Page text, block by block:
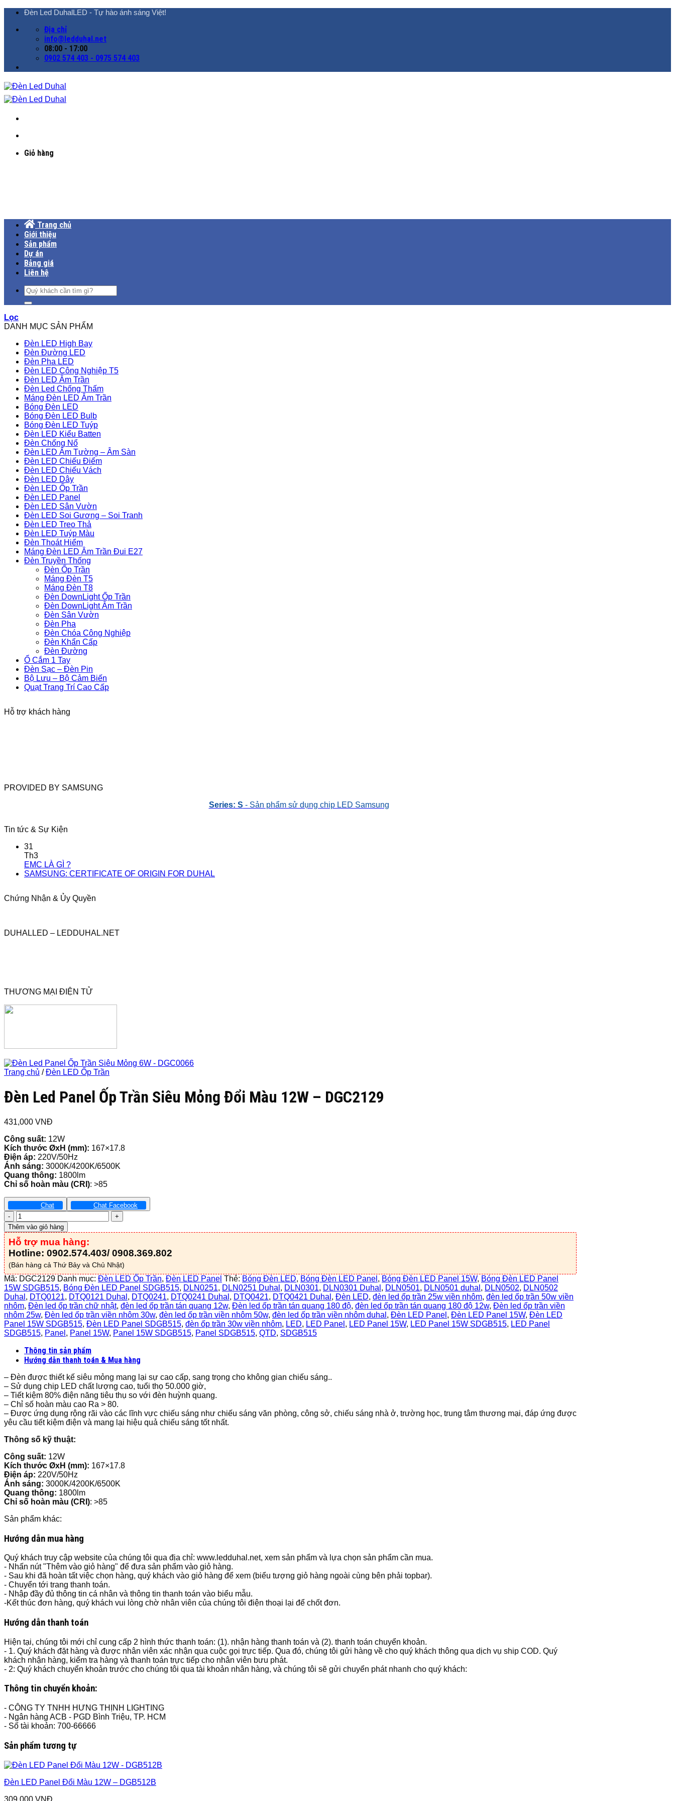
ChuyểnĐèn Led DuhalLED - Tự hào ánh sáng Việt!
Địa chỉ
info@ledduhal.net
08:00 - 17:00
0902 574 403 - 0975 574 403
Giỏ hàng
Trang chủ
Giới thiệu
Sản phẩm
Dự án
Bảng giá
Liên hệ
Tìm
kiếm:
Lọc
DANH MỤC SẢN PHẨM
Đèn LED High Bay
Đèn Đường LED
Đèn Pha LED
Đèn LED Công Nghiệp T5
Đèn LED Âm Trần
Đèn Led Chống Thấm
Máng Đèn LED Âm Trần
Bóng Đèn LED
Bóng Đèn LED Bulb
Bóng Đèn LED Tuýp
Đèn LED Kiểu Batten
Đèn Chống Nổ
Đèn LED Âm Tường – Âm Sàn
Đèn LED Chiếu Điểm
Đèn LED Chiếu Vách
Đèn LED Dây
Đèn LED Ốp Trần
Đèn LED Panel
Đèn LED Sân Vườn
Đèn LED Soi Gương – Soi Tranh
Đèn LED Treo Thả
Đèn LED Tuýp Màu
Đèn Thoát Hiểm
Máng Đèn LED Âm Trần Đui E27
Đèn Truyền Thống
Đèn Ốp Trần
Máng Đèn T5
Máng Đèn T8
Đèn DownLight Ốp Trần
Đèn DownLight Âm Trần
Đèn Sân Vườn
Đèn Pha
Đèn Chóa Công Nghiệp
Đèn Khẩn Cấp
Đèn Đường
Ổ Cắm 1 Tay
Đèn Sạc – Đèn Pin
Bộ Lưu – Bộ Cảm Biến
Quạt Trang Trí Cao Cấp
Hỗ trợ khách hàng
PROVIDED BY SAMSUNG
Series: S - Sản phẩm sử dụng chip LED Samsung
Tin tức & Sự Kiện
31
Th3
EMC LÀ GÌ ?
SAMSUNG: CERTIFICATE OF ORIGIN FOR DUHAL
Chứng Nhận & Ủy Quyền
DUHALLED – LEDDUHAL.NET
THƯƠNG MẠI ĐIỆN TỬ
Trang chủ / Đèn LED Ốp Trần
Đèn Led Panel Ốp Trần Siêu Mỏng Đổi Màu 12W – DGC2129
431,000 VNĐ
Công suất: 12W
Kích thước ØxH (mm): 167×17.8
Điện áp: 220V/50Hz
Ánh sáng: 3000K/4200K/6500K
Quang thông: 1800lm
Chỉ số hoàn màu (CRI): >85
Chat Chat Facebook
Đèn
Led
Panel
Ốp
Trần
Mỏng
Đổi
Màu
12W
-
DGC2129
số
lượng
Thêm vào giỏ hàng
Hỗ trợ mua hàng:
Hotline: 0902.574.403/ 0908.369.802
(Bán hàng cả Thứ Bảy và Chủ Nhật)
Mã: DGC2129 Danh mục: Đèn LED Ốp Trần, Đèn LED Panel Thẻ: Bóng Đèn LED, Bóng Đèn LED Panel , Bóng Đèn LED Panel 15W, Bóng Đèn LED Panel
15W SDGB515, Bóng Đèn LED Panel SDGB515, DLN0251, DLN0251 Duhal , DLN0301, DLN0301 Duhal , DLN0501, DLN0501 duhal , DLN0502, DLN0502
Duhal , DTQ0121, DTQ0121 Duhal , DTQ0241, DTQ0241 Duhal , DTQ0421, DTQ0421 Duhal , Đèn LED, đèn led ốp trần 25w viền nhôm, đèn led ốp trần 50w viền
nhôm, Đèn led ốp trần chữ nhật, đèn led ốp trần tán quang 12w, Đèn led ốp trần tán quang 180 độ, đèn led ốp trần tán quang 180 độ 12w, Đèn led ốp trần viền
nhôm 25w, Đèn led ốp trần viền nhôm 30w, đèn led ốp trần viền nhôm 50w, đèn led ốp trần viền nhôm duhal , Đèn LED Panel , Đèn LED Panel 15W, Đèn LED
Panel 15W SDGB515, Đèn LED Panel SDGB515, đèn ốp trần 30w viền nhôm, LED, LED Panel , LED Panel 15W, LED Panel 15W SDGB515, LED Panel
SDGB515, Panel , Panel 15W, Panel 15W SDGB515, Panel SDGB515, QTD, SDGB515
Thông tin sản phẩm
Hướng dẫn thanh toán & Mua hàng
– Đèn được thiết kế siêu mỏng mang lại sự cao cấp, sang trọng cho không gian chiếu sáng..
– Sử dụng chip LED chất lượng cao, tuổi thọ 50.000 giờ,
– Tiết kiệm 80% điện năng tiêu thụ so với đèn huỳnh quang.
– Chỉ số hoàn màu cao Ra > 80.
– Được ứng dụng rộng rãi vào các lĩnh vực chiếu sáng như chiếu sáng văn phòng, công sở, chiếu sáng nhà ở, trường học, trung tâm thương mại, đáp ứng được
yêu cầu tiết kiệm điện và mang lại hiệu quả chiếu sáng tốt nhất.
Thông số kỹ thuật:
Công suất: 12W
Kích thước ØxH (mm): 167×17.8
Điện áp: 220V/50Hz
Ánh sáng: 3000K/4200K/6500K
Quang thông: 1800lm
Chỉ số hoàn màu (CRI): >85
Sản phẩm khác:
Hướng dẫn mua hàng
Quý khách truy cập website của chúng tôi qua địa chỉ: www.ledduhal.net, xem sản phẩm và lựa chọn sản phẩm cần mua.
- Nhấn nút "Thêm vào giỏ hàng" để đưa sản phẩm vào giỏ hàng.
- Sau khi đã hoàn tất việc chọn hàng, quý khách vào giỏ hàng để xem (biểu tượng giỏ hàng ngoài cùng bên phải topbar).
- Chuyển tới trang thanh toán.
- Nhập đầy đủ thông tin cá nhân và thông tin thanh toán vào biểu mẫu.
-Kết thúc đơn hàng, quý khách vui lòng chờ nhân viên của chúng tôi điện thoại lại để chốt đơn.
Hướng dẫn thanh toán
Hiện tại, chúng tôi mới chỉ cung cấp 2 hình thức thanh toán: (1). nhận hàng thanh toán và (2). thanh toán chuyển khoản.
- 1. Quý khách đặt hàng và được nhân viên xác nhận qua cuộc gọi trực tiếp. Qua đó, chúng tôi gửi hàng về cho quý khách thông qua dịch vụ ship COD. Quý
khách nhận hàng, kiểm tra hàng và thanh toán trực tiếp cho nhân viên bưu phát.
- 2: Quý khách chuyển khoản trước cho chúng tôi qua tài khoản nhân hàng, và chúng tôi sẽ gửi chuyển phát nhanh cho quý khách:
Thông tin chuyển khoản:
- CÔNG TY TNHH HƯNG THỊNH LIGHTING
- Ngân hàng ACB - PGD Bình Triệu, TP. HCM
- Số tài khoản: 700-66666
Sản phẩm tương tự
Đèn LED Panel Đổi Màu 12W – DGB512B
309,000 VNĐ